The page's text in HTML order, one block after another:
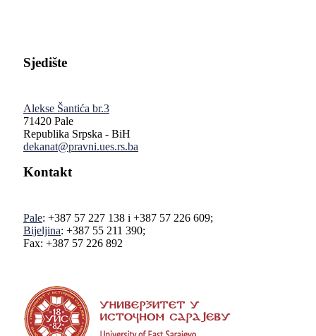
Sjedište
Alekse Šantića br.3
71420 Pale
Republika Srpska - BiH
dekanat@pravni.ues.rs.ba
Kontakt
Pale: +387 57 227 138 i +387 57 226 609;
Bijeljina: +387 55 211 390;
Fax: +387 57 226 892